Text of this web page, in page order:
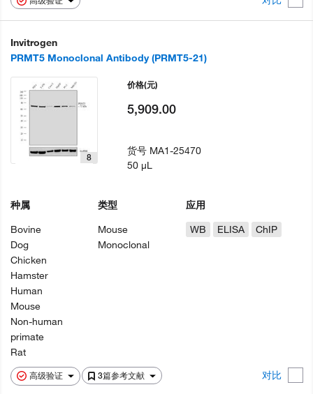
Invitrogen
PRMT5 Monoclonal Antibody (PRMT5-21)
高级验证 3篇参考文献 对比
8
种属
Bovine
Dog
Chicken
Hamster
Human
Mouse
Non-human
primate
Rat
类型
Mouse
Monoclonal
应用
WB
ELISA ChIP
价格(元)
5,909.00
货号 MA1-25470
50 µL